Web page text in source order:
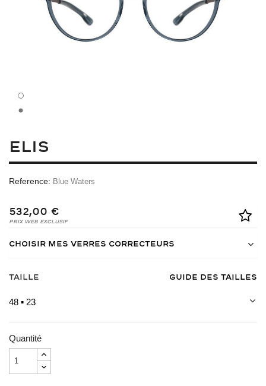
ELIS
Reference: Blue Waters
532,00 €
Prix Web Exclusif
Choisir mes verres correcteurs
Taille Guide des tailles
48 ▪ 23
Quantité